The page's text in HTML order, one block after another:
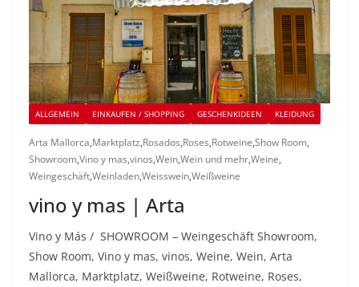
ALLGEMEIN EINKAUFEN / SHOPPING GESCHENKIDEEN KLEIDUNG
Arta Mallorca,Marktplatz,Rosados,Roses,Rotweine,Show Room,
Showroom,Vino y mas,vinos,Wein,Wein und mehr,Weine,
Weingeschäft,Weinladen,Weisswein,Weißweine
vino y mas | Arta
Vino y Más / SHOWROOM – Weingeschäft Showroom,
Show Room, Vino y mas, vinos, Weine, Wein, Arta
Mallorca, Marktplatz, Weißweine, Rotweine, Roses,